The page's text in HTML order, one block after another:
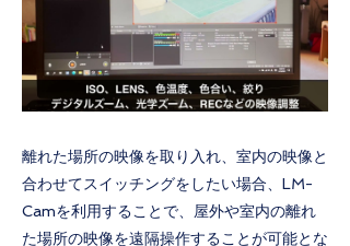
離れた場所の映像を取り入れ、室内の映像と
合わせてスイッチングをしたい場合、LM-
Camを利用することで、屋外や室内の離れ
た場所の映像を遠隔操作することが可能とな